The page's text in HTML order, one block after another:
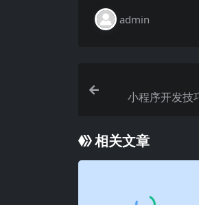
admin
小程序开发技
相关文章